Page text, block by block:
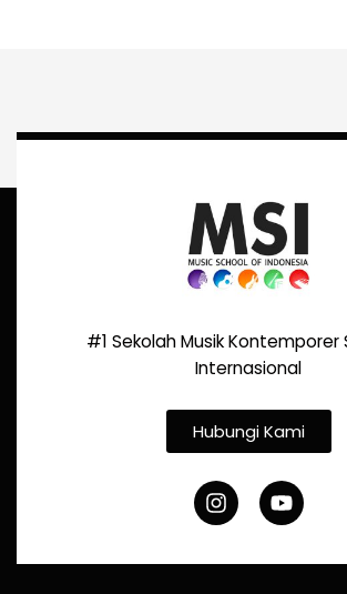
#1 Sekolah Musik Kontemporer
Internasional
Hubungi Kami